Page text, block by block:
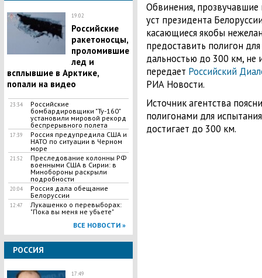
19:02
Российские
ракетоносцы,
проломившие
лед и
всплывшие в Арктике,
попали на видео
23:34
Российские
бомбардировщики "Ту-160"
установили мировой рекорд
беспрерывного полета
17:39
Россия предупредила США и
НАТО по ситуации в Черном
море
21:52
Преследование колонны РФ
военными США в Сирии: в
Минобороны раскрыли
подробности
20:04
Россия дала обещание
Белоруссии
12:47
​Лукашенко о перевыборах:
"Пока вы меня не убьете"
ВСЕ НОВОСТИ »
РОССИЯ
17:49
Обвинения,
уст президента
касающиеся якобы
предоставить полигон
дальностью до 300 км, не
передает Российский
РИА Новости.
Источник агентства
полигонами для
достигает до 300 км.